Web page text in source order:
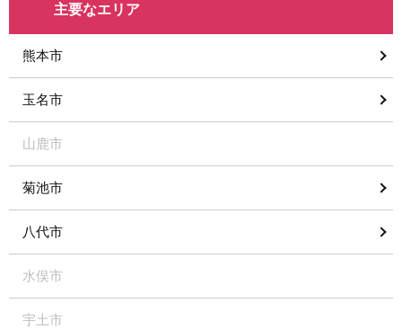
主要なエリア
熊本市
玉名市
山鹿市
菊池市
八代市
水俣市
宇土市